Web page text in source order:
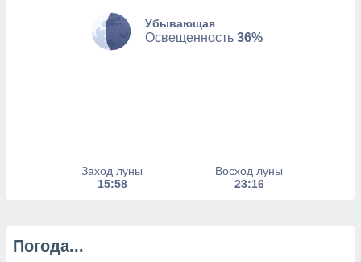
Убывающая
Освещенность 36%
Заход луны
15:58
Восход луны
23:16
Погода...